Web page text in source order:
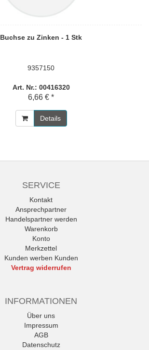
Buchse zu Zinken - 1 Stk
9357150
Art. Nr.: 00416320
6,66 € *
Details
SERVICE
Kontakt
Ansprechpartner
Handelspartner werden
Warenkorb
Konto
Merkzettel
Kunden werben Kunden
Vertrag widerrufen
INFORMATIONEN
Über uns
Impressum
AGB
Datenschutz